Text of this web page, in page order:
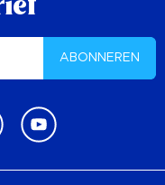
ABONNEREN